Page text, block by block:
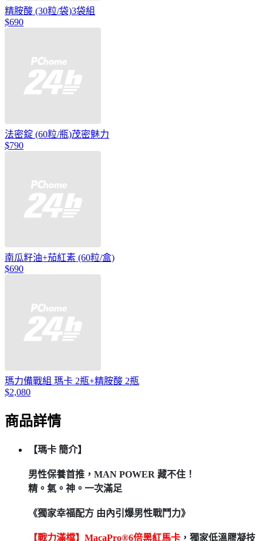
精胺酸 (30粒/袋)3袋組
$690
法密錠 (60粒/瓶)茂密魅力
$790
南瓜籽油+茄紅素 (60粒/盒)
$690
瑪力備戰組 瑪卡 2瓶+精胺酸 2瓶
$2,080
商品詳情
【瑪卡 簡介】
男性保養首推，MAN POWER 藏不住！
精。氣。神。一次滿足
《獨家幸福配方 由內引爆男性戰鬥力》
【戰力滿檔】MacaPro®6倍黑紅馬卡 ，獨家低溫膠凝技